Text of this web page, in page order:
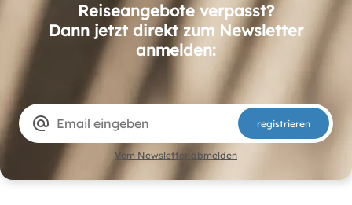
Reiseangebote verpasst?
Dann jetzt direkt zum Newsletter
anmelden:
alternate_email registrieren
Vom Newsletter abmelden